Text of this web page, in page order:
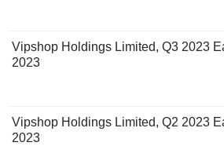
Vipshop Holdings Limited, Q3 2023
2023
Vipshop Holdings Limited, Q2 2023
2023